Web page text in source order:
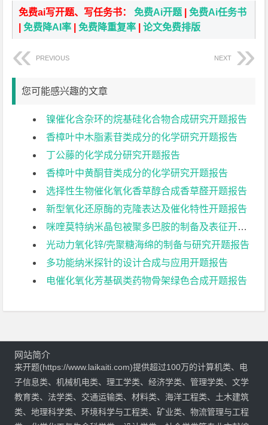
免费ai写开题、写任务书：免费Ai开题 |免费Ai任务书
|免费降AI率 |免费降重复率 |论文免费排版
PREVIOUS NEXT
您可能感兴趣的文章
镍催化含杂环的烷基硅化合物合成研究开题报告
香樟叶中木脂素苷类成分的化学研究开题报告
丁公藤的化学成分研究开题报告
香樟叶中黄酮苷类成分的化学研究开题报告
选择性生物催化氧化香草醇合成香草醛开题报告
新型氧化还原酶的克隆表达及催化特性开题报告
咪喹莫特纳米晶包被聚多巴胺的制备及表征开题报告
光动力氧化锌/壳聚糖海绵的制备与研究开题报告
多功能纳米探针的设计合成与应用开题报告
电催化氧化芳基砜类药物骨架绿色合成开题报告
网站简介
来开题(https://www.laikaiti.com)提供超过100万的计算机类、电
子信息类、机械机电类、理工学类、经济学类、管理学类、文学
教育类、法学类、交通运输类、材料类、海洋工程类、土木建筑
类、地理科学类、环境科学与工程类、矿业类、物流管理与工程